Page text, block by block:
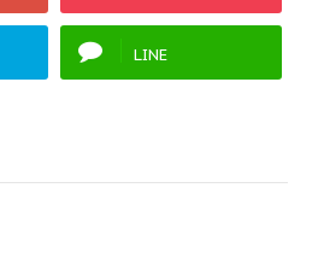
LINE